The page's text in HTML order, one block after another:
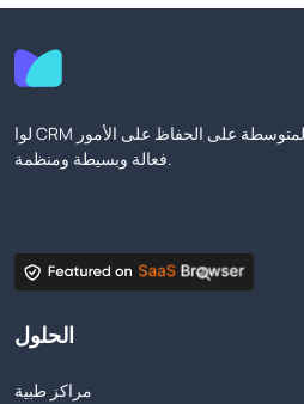
لوا CRM يساعد المؤسسات الصغيرة والمتوسطة على الحفاظ على الأمور
فعالة وبسيطة ومنظمة.
الحلول
مراكز طبية